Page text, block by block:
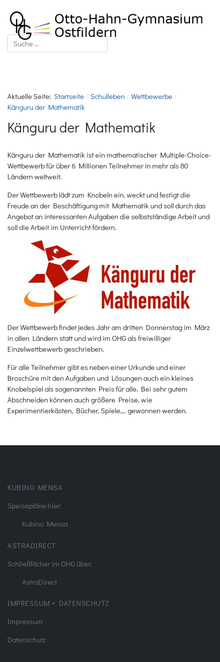
Suchen
Aktuelle Seite: Startseite Schulleben
Wettbewerbe
Känguru der Mathematik
Känguru der Mathematik
Känguru der Mathematik ist ein mathematischer Multiple-Choice-
Wettbewerb für über 6 Millionen Teilnehmer in mehr als 80
Ländern weltweit.
Der Wettbewerb lädt zum Knobeln ein, weckt und festigt die
Freude an der Beschäftigung mit Mathematik und soll durch das
Angebot an interessanten Aufgaben die selbstständige Arbeit und
soll die Arbeit im Unterricht fördern.
Der Wettbewerb findet jedes Jahr am dritten Donnerstag im März
in allen Ländern statt und wird im OHG als freiwilliger
Einzelwettbewerb geschrieben.
Für alle Teilnehmer gibt es neben einer Urkunde und einer
Broschüre mit den Aufgaben und Lösungen auch ein kleines
Knobelspiel als sogenannten Preis für alle. Bei sehr gutem
Abschneiden können auch größere Preise, wie
Experimentierkästen, Bücher, Spiele,… gewonnen werden.
KUBINO MENSA
Speisepläne hier:
Kubino Mensa
ASTRADIRECT
Schließfächer im OHG über:
AstraDirect
IMPRESSUM + DATENSCHUTZ
Impressum
Datenschutz